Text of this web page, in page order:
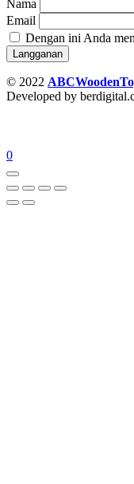
Nama
Email
Dengan ini Anda
© 2022
Developed by
0